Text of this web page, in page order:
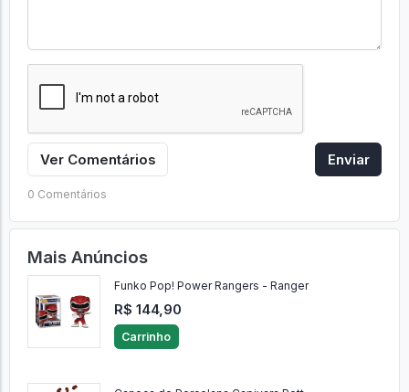
Ver Comentários Enviar
0 Comentários
Mais Anúncios
Funko Pop! Power Rangers - Ranger
R$ 144,90
Carrinho